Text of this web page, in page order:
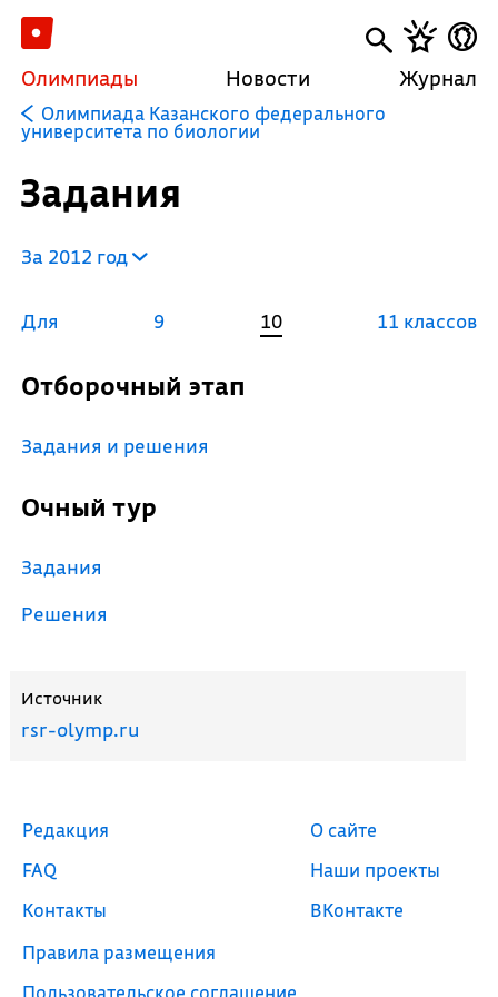
Олимпиады Новости Журнал
Олимпиада Казанского федерального
университета по биологии
Задания
За 2012 год
Для 9 10 11 классов
Отборочный этап
Задания и решения
Очный тур
Задания
Решения
Источник
rsr-olymp.ru
Редакция
FAQ
Контакты
Правила размещения
Пользовательское соглашение
О сайте
Наши проекты
ВКонтакте